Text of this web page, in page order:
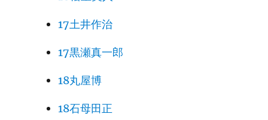
17土井作治
17黒瀬真一郎
18丸屋博
18石母田正